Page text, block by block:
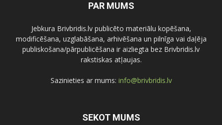
PAR MUMS
Jebkura Brivbridis.lv publicēto materiālu kopēšana,
modificēšana, uzglabāšana, arhivēšana un pilnīga vai daļēja
publiskošana/pārpublicēšana ir aizliegta bez Brivbridis.lv
rakstiskas atļaujas.
Sazinieties ar mums: info@brivbridis.lv
SEKOT MUMS